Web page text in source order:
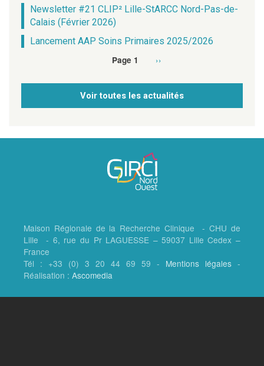
Newsletter #21 CLIP² Lille-StARCC Nord-Pas-de-
Calais (Février 2026)
Lancement AAP Soins Primaires 2025/2026
Page 1
Page
››
Voir toutes les actualités
Maison Régionale de la Recherche Clinique - CHU de
Lille - 6, rue du Pr LAGUESSE – 59037 Lille Cedex –
France
Tél : +33 (0) 3 20 44 69 59 - Mentions légales -
Réalisation : Ascomedia